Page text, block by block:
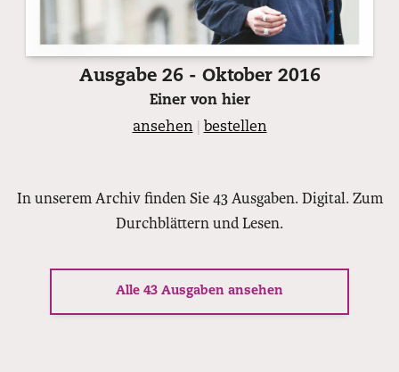
Ausgabe 26 - Oktober 2016
Einer von hier
ansehen
bestellen
In unserem Archiv finden Sie 43 Ausgaben. Digital. Zum
Durchblättern und Lesen.
Alle 43 Ausgaben ansehen